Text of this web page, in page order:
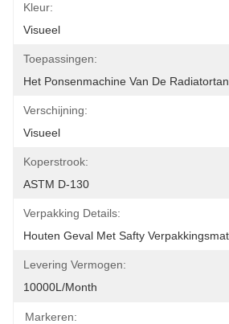
Kleur:
Visueel
Toepassingen:
Het Ponsenmachine Van De
Verschijning:
Visueel
Koperstrook:
ASTM D-130
Verpakking Details:
Houten Geval Met Safty
Levering Vermogen:
10000L/month
Markeren: